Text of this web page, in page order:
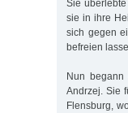
Sie
sie in ihre
sich gegen
befreien
Nun
Andrzej. Sie
Flensburg,